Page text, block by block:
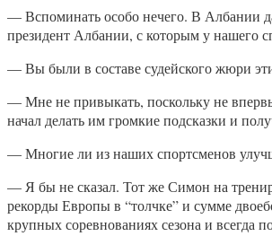
— Вспоминать особо нечего. В Албании
президент Албании, с которым у нашего
— Вы были в составе судейского жюри
— Мне не привыкать, поскольку не
начал делать им громкие подсказки и
— Многие ли из наших спортсменов
— Я бы не сказал. Тот же Симон на
рекорды Европы в “толчке” и сумме
крупных соревнованиях сезона и всегда